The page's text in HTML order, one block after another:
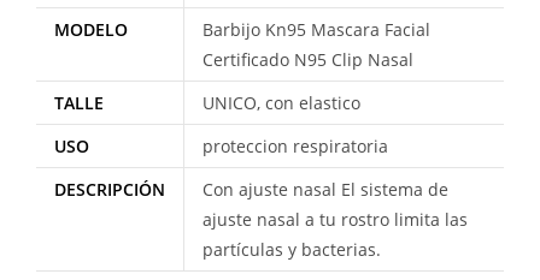
MODELO
Barbijo Kn95 Mascara Facial
Certificado N95 Clip Nasal
TALLE
UNICO, con elastico
USO
proteccion respiratoria
DESCRIPCIÓN
Con ajuste nasal El sistema de
ajuste nasal a tu rostro limita las
partículas y bacterias.